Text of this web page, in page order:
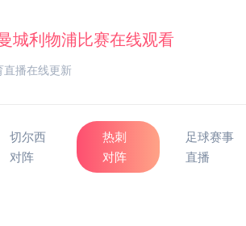
直播在线更新
切尔西
对阵
热刺
对阵
足球赛事
直播